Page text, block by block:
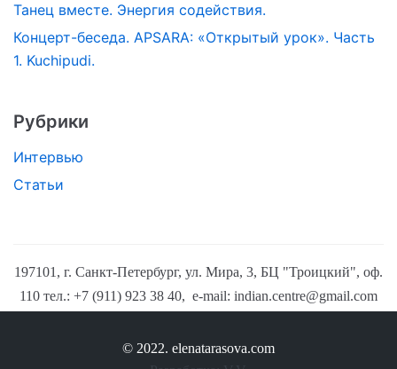
Танец вместе. Энергия содействия.
Концерт-беседа. APSARA: «Открытый урок». Часть
1. Kuchipudi.
Рубрики
Интервью
Статьи
197101, г. Санкт-Петербург, ул. Мира, 3, БЦ "Троицкий", оф.
110 тел.: +7 (911) 923 38 40, e-mail: indian.centre@gmail.com
© 2022. elenatarasova.com